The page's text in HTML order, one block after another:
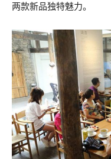
两款新品独特魅力。